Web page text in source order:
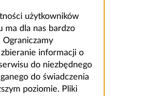
użytkowników
ma dla nas bardzo
Ograniczamy
informacji o
do niezbędnego
do świadczenia
poziomie. Pliki